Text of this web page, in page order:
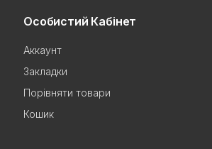
Особистий Кабінет
Аккаунт
Закладки
Порівняти товари
Кошик